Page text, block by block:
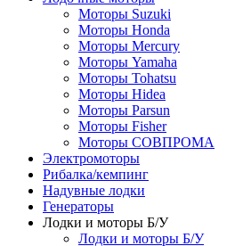
Моторы Suzuki
Моторы Honda
Моторы Mercury
Моторы Yamaha
Моторы Tohatsu
Моторы Hidea
Моторы Parsun
Моторы Fisher
Моторы СОВПРОМА
Электромоторы
Рибалка/кемпинг
Надувные лодки
Генераторы
Лодки и моторы Б/У
Лодки и моторы Б/У